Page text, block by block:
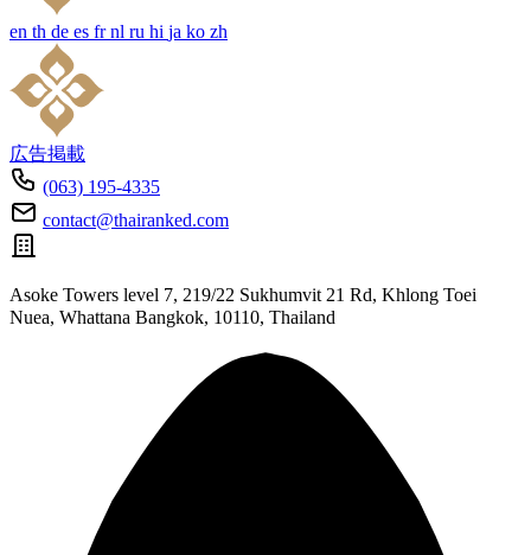
en th de es fr nl ru hi ja ko zh
広告掲載
(063) 195-4335
contact@thairanked.com
Asoke Towers level 7, 219/22 Sukhumvit 21 Rd, Khlong Toei
Nuea, Whattana Bangkok, 10110, Thailand